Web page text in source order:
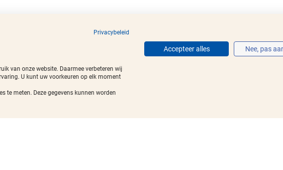
Privacybeleid
van onze website. Daarmee verbeteren wij
U kunt uw voorkeuren op elk moment
te meten. Deze gegevens kunnen worden
Accepteer alles Nee, pas